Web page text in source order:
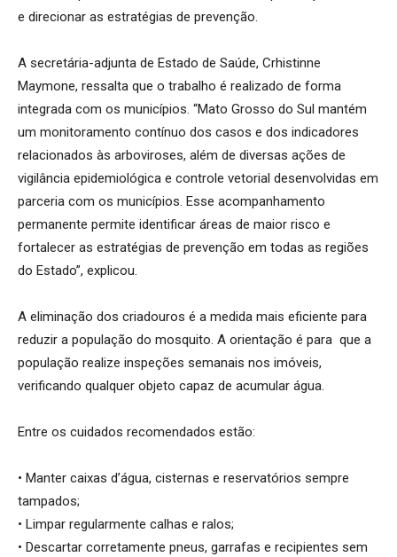
e direcionar as estratégias de prevenção.
A secretária-adjunta de Estado de Saúde, Crhistinne
Maymone, ressalta que o trabalho é realizado de forma
integrada com os municípios. “Mato Grosso do Sul mantém
um monitoramento contínuo dos casos e dos indicadores
relacionados às arboviroses, além de diversas ações de
vigilância epidemiológica e controle vetorial desenvolvidas em
parceria com os municípios. Esse acompanhamento
permanente permite identificar áreas de maior risco e
fortalecer as estratégias de prevenção em todas as regiões
do Estado”, explicou.
A eliminação dos criadouros é a medida mais eficiente para
reduzir a população do mosquito. A orientação é para que a
população realize inspeções semanais nos imóveis,
verificando qualquer objeto capaz de acumular água.
Entre os cuidados recomendados estão:
• Manter caixas d’água, cisternas e reservatórios sempre
tampados;
• Limpar regularmente calhas e ralos;
• Descartar corretamente pneus, garrafas e recipientes sem